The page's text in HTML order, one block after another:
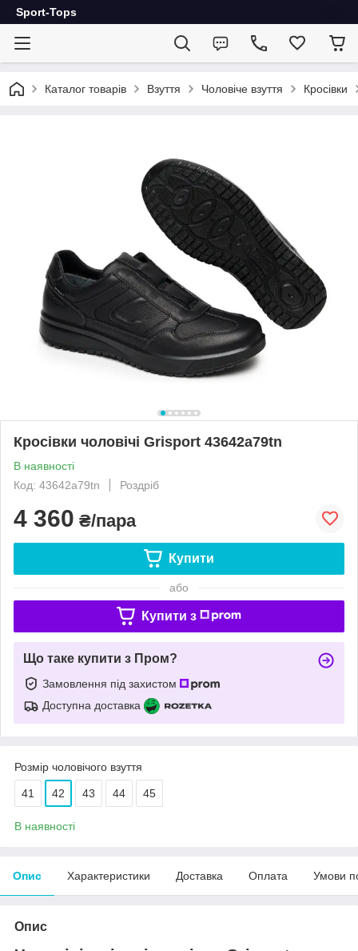
Sport-Tops
Каталог товарів Взуття Чоловіче взуття Кросівки
Кросівки чоловічі Grisport 43642a79tn
В наявності
Код: 43642a79tn
Роздріб
4 360 ₴/пара
Купити
або
Купити з
Що таке купити з Пром?
Замовлення під захистом
Доступна доставка
Розмір чоловічого взуття
41 42 43 44 45
В наявності
Опис Характеристики Доставка Оплата Умови
Опис